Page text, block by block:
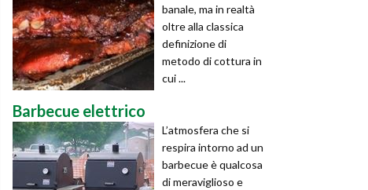
banale, ma in realtà
oltre alla classica
definizione di
metodo di cottura in
cui ...
Barbecue elettrico
L’atmosfera che si
respira intorno ad un
barbecue è qualcosa
di meraviglioso e